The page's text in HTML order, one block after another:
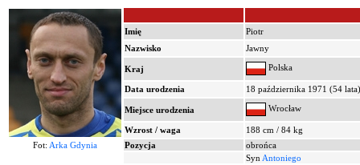
Imię
Piotr
Nazwisko
Jawny
Kraj Polska
Data urodzenia 18 października 1971 (54 lata)
Miejsce urodzenia Wrocław
Wzrost / waga
188 cm / 84 kg
Fot: Arka Gdynia Pozycja
obrońca
Syn Antoniego